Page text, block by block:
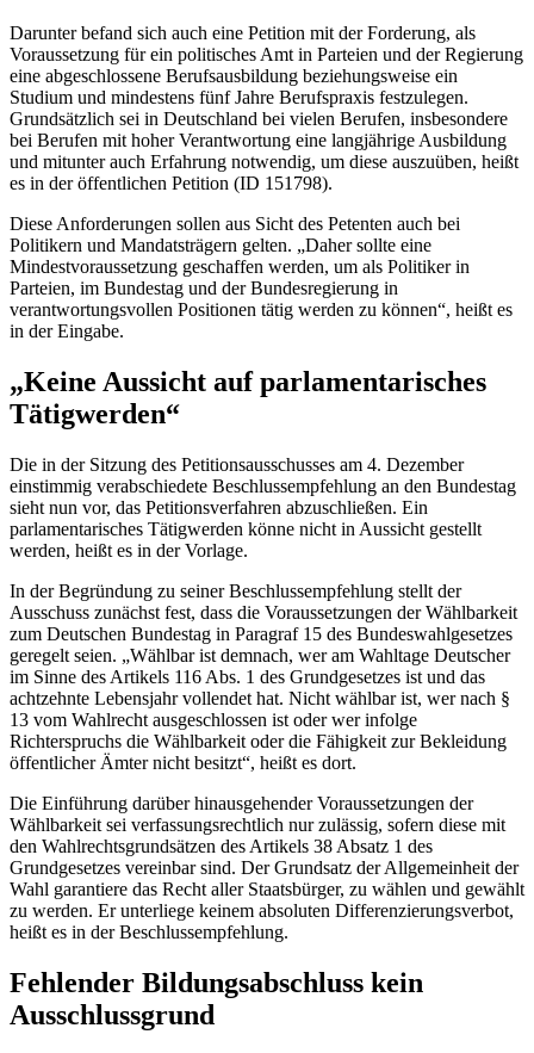
Darunter befand sich auch eine Petition mit der Forderung, als
Voraussetzung für ein politisches Amt in Parteien und der Regierung
eine abgeschlossene Berufsausbildung beziehungsweise ein
Studium und mindestens fünf Jahre Berufspraxis festzulegen.
Grundsätzlich sei in Deutschland bei vielen Berufen, insbesondere
bei Berufen mit hoher Verantwortung eine langjährige Ausbildung
und mitunter auch Erfahrung notwendig, um diese auszuüben, heißt
es in der öffentlichen Petition (ID 151798).
Diese Anforderungen sollen aus Sicht des Petenten auch bei
Politikern und Mandatsträgern gelten. „Daher sollte eine
Mindestvoraussetzung geschaffen werden, um als Politiker in
Parteien, im Bundestag und der Bundesregierung in
verantwortungsvollen Positionen tätig werden zu können“, heißt es
in der Eingabe.
„Keine Aussicht auf parlamentarisches
Tätigwerden“
Die in der Sitzung des Petitionsausschusses am 4. Dezember
einstimmig verabschiedete Beschlussempfehlung an den Bundestag
sieht nun vor, das Petitionsverfahren abzuschließen. Ein
parlamentarisches Tätigwerden könne nicht in Aussicht gestellt
werden, heißt es in der Vorlage.
In der Begründung zu seiner Beschlussempfehlung stellt der
Ausschuss zunächst fest, dass die Voraussetzungen der Wählbarkeit
zum Deutschen Bundestag in Paragraf 15 des Bundeswahlgesetzes
geregelt seien. „Wählbar ist demnach, wer am Wahltage Deutscher
im Sinne des Artikels 116 Abs. 1 des Grundgesetzes ist und das
achtzehnte Lebensjahr vollendet hat. Nicht wählbar ist, wer nach §
13 vom Wahlrecht ausgeschlossen ist oder wer infolge
Richterspruchs die Wählbarkeit oder die Fähigkeit zur Bekleidung
öffentlicher Ämter nicht besitzt“, heißt es dort.
Die Einführung darüber hinausgehender Voraussetzungen der
Wählbarkeit sei verfassungsrechtlich nur zulässig, sofern diese mit
den Wahlrechtsgrundsätzen des Artikels 38 Absatz 1 des
Grundgesetzes vereinbar sind. Der Grundsatz der Allgemeinheit der
Wahl garantiere das Recht aller Staatsbürger, zu wählen und gewählt
zu werden. Er unterliege keinem absoluten Differenzierungsverbot,
heißt es in der Beschlussempfehlung.
Fehlender Bildungsabschluss kein
Ausschlussgrund